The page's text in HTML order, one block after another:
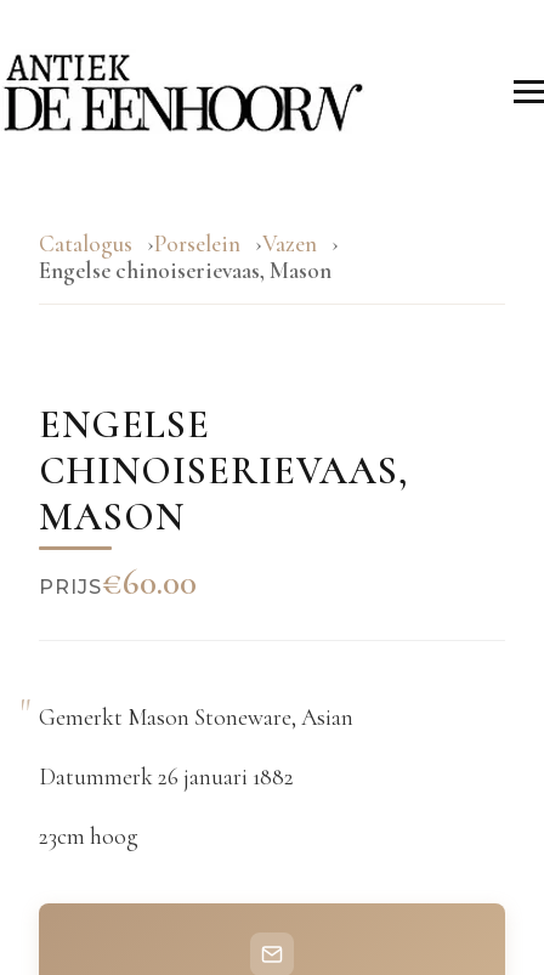
Catalogus Porselein
Vazen
Engelse chinoiserievaas, Mason
ENGELSE
CHINOISERIEVAAS,
MASON
PRIJS€60.00
Gemerkt Mason Stoneware, Asian
Datummerk 26 januari 1882
23cm hoog